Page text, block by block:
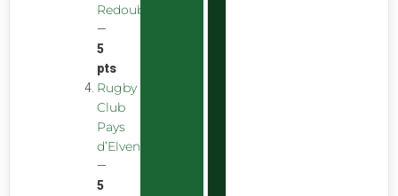
Redoubstables
—
5
pts
Rugby
Club
Pays
d’Elven
—
5